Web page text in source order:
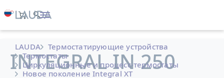
LAUDA
Термостатирующие устройства
Термостаты
Циркуляционные и процесс-термостаты
Новое поколение Integral XT
INTEGRAL IN 250